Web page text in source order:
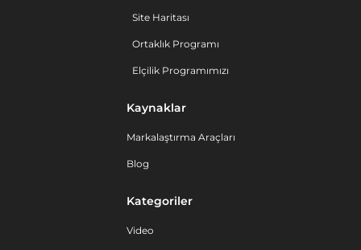
Site Haritası
Ortaklık Programı
Elçilik Programımızı
Kaynaklar
Markalaştırma Araçları
Blog
Kategoriler
Video